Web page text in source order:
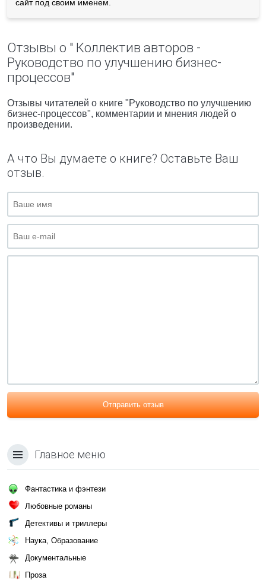
сайт под своим именем.
Отзывы о " Коллектив авторов -
Руководство по улучшению бизнес-
процессов"
Отзывы читателей о книге "Руководство по улучшению
бизнес-процессов", комментарии и мнения людей о
произведении.
А что Вы думаете о книге? Оставьте Ваш
отзыв.
Отправить отзыв
Главное меню
Фантастика и фэнтези
Любовные романы
Детективы и триллеры
Наука, Образование
Документальные
Проза